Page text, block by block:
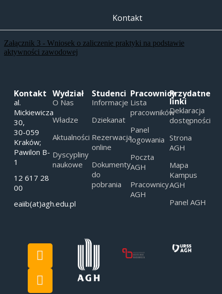
Kontakt
Załącznik 3 - Wniosek o zaliczenie praktyki na podstawie
aktywności zawodowej
Kontakt
al.
Mickiewicza
30,
30-059
Kraków;
Pawilon B-
1
12 617 28
00
eaiib(at)agh.edu.pl
Wydział
O Nas
Władze
Aktualności
Dyscypliny
naukowe
Studenci
Informacje
Dziekanat
Rezerwacja
online
Dokumenty
do
pobrania
Pracownicy
Lista
pracowników
Panel
logowania
Poczta
AGH
Pracownicy
AGH
Przydatne
linki
Deklaracja
dostępności
Strona
AGH
Mapa
Kampus
AGH
Panel AGH